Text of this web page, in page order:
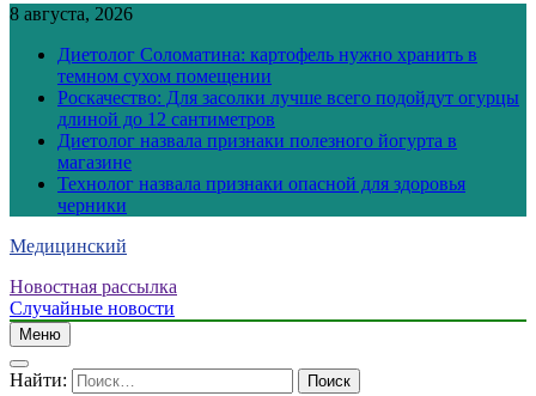
8 августа, 2026
Диетолог Соломатина: картофель нужно хранить в
темном сухом помещении
Роскачество: Для засолки лучше всего подойдут огурцы
длиной до 12 сантиметров
Диетолог назвала признаки полезного йогурта в
магазине
Технолог назвала признаки опасной для здоровья
черники
Медицинский
Новостная рассылка
Случайные новости
Меню
Найти: